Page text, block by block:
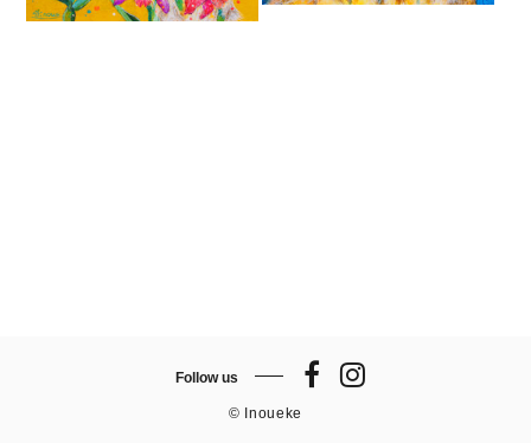
Follow us
© Inoueke